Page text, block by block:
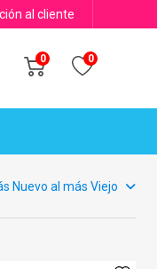
al cliente
0 0